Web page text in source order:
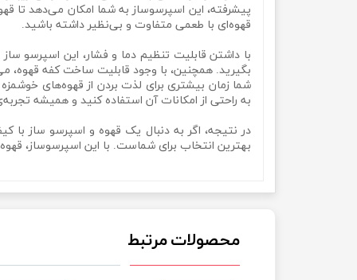
پیشرفته، این اسپرسوساز به شما امکان می‌دهد تا
قهوه‌ای با طعمی متفاوت و بی‌نظیر داشته باشید.
با داشتن قابلیت تنظیم دما و فشار، این اسپرسو
بگیرید. همچنین، با وجود قابلیت ساخت کفه قهوه،
شما زمان بیشتری برای لذت بردن از قهوه‌های
به راحتی از امکانات آن استفاده کنید و همیشه
بهترین انتخاب برای شماست. با این اسپرسوساز،
محصولات مرتبط